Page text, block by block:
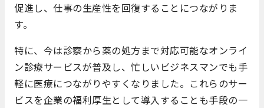
促進し、仕事の生産性を回復することにつながりま
す。
特に、今は診察から薬の処方まで対応可能なオンライ
ン診療サービスが普及し、忙しいビジネスマンでも手
軽に医療につながりやすくなりました。これらのサー
ビスを企業の福利厚生として導入することも手段の一